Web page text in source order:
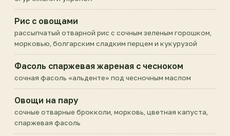
Рис с овощами
рассыпчатый отварной рис с сочным зеленым горошком,
морковью, болгарским сладким перцем и кукурузой
Фасоль спаржевая жареная с чесноком
сочная фасоль «альденте» под чесночным маслом
Овощи на пару
сочные отварные брокколи, морковь, цветная капуста,
спаржевая фасоль